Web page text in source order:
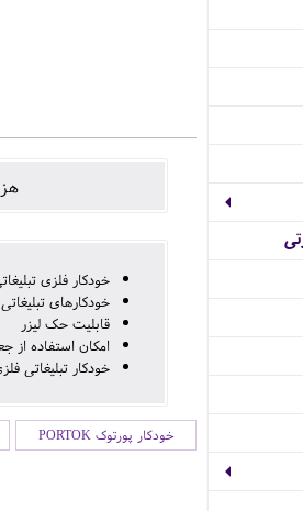
خودکار فلزی
خودکارهای
قابلیت حک لیزر
امکان استفاده از
خودکار تبلیغاتی
خودکار پورتوک PORTOK